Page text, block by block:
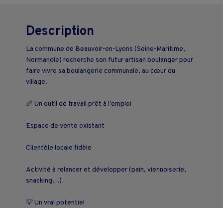
Description
La commune de Beauvoir-en-Lyons (Seine-Maritime,
Normandie) recherche son futur artisan boulanger pour
faire vivre sa boulangerie communale, au cœur du
village.
🥖 Un outil de travail prêt à l’emploi
Espace de vente existant
Clientèle locale fidèle
Activité à relancer et développer (pain, viennoiserie,
snacking…)
💡 Un vrai potentiel